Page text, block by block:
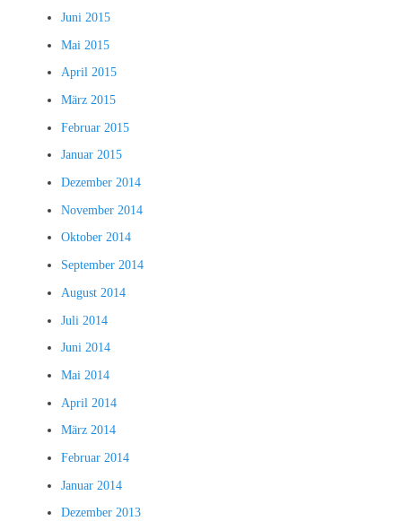
Juni 2015
Mai 2015
April 2015
März 2015
Februar 2015
Januar 2015
Dezember 2014
November 2014
Oktober 2014
September 2014
August 2014
Juli 2014
Juni 2014
Mai 2014
April 2014
März 2014
Februar 2014
Januar 2014
Dezember 2013